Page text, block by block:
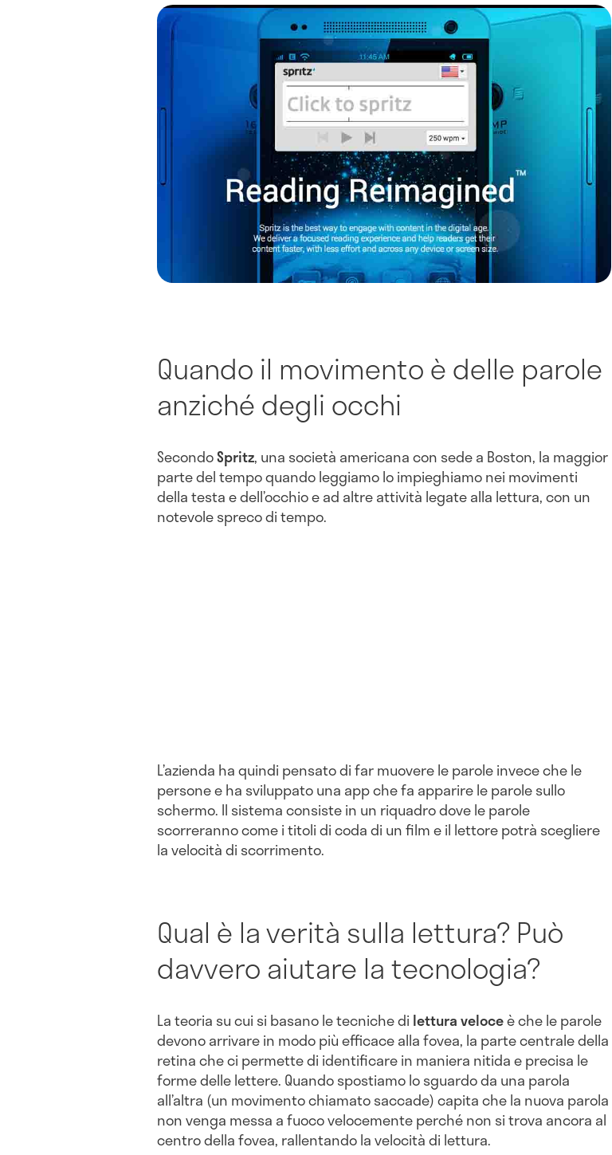
Quando il movimento è delle parole
anziché degli occhi
SecondoSpritz, una società americana con sede a Boston, la maggior
parte del tempo quando leggiamo lo impieghiamo nei movimenti
della testa e dell’occhio e ad altre attività legate alla lettura, con un
notevole spreco di tempo.
L’azienda ha quindi pensato di far muovere le parole invece che le
persone e ha sviluppato una app che fa apparire le parole sullo
schermo. Il sistema consiste in un riquadro dove le parole
scorreranno come i titoli di coda di un film e il lettore potrà scegliere
la velocità di scorrimento.
Qual è la verità sulla lettura? Può
davvero aiutare la tecnologia?
La teoria su cui si basano le tecniche di letturaveloceè che le parole
devono arrivare in modo più efficace alla fovea, la parte centrale della
retina che ci permette di identificare in maniera nitida e precisa le
forme delle lettere. Quando spostiamo lo sguardo da una parola
all’altra (un movimento chiamato saccade) capita che la nuova parola
non venga messa a fuoco velocemente perché non si trova ancora al
centro della fovea, rallentando la velocità di lettura.